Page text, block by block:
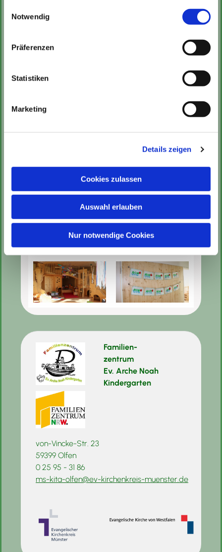
Notwendig
Präferenzen
Statistiken
Marketing
Details zeigen
Cookies zulassen
Auswahl erlauben
Nur notwendige Cookies
von-Vincke-Str. 23
@ ms-kita-olfen@ev-kirchenkreis- muenster.de
Öffnungszeiten
25h | 7.00 - 12.00 Uhr
45h | 7.00 - 16.00 Uhr
Familien-
zentrum
Ev. Arche Noah
Kindergarten
von-Vincke-Str. 23
59399 Olfen
0 25 95 - 31 86
ms-kita-olfen@ev-kirchenkreis-muenster.de